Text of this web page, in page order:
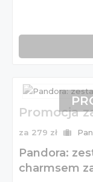
Promocja
za 279 zł
Pandora:
charmsem